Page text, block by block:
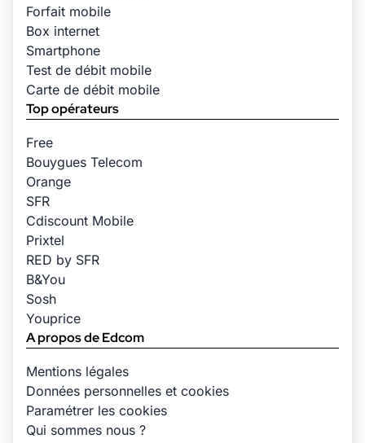
Forfait mobile
Box internet
Smartphone
Test de débit mobile
Carte de débit mobile
Top opérateurs
Free
Bouygues Telecom
Orange
SFR
Cdiscount Mobile
Prixtel
RED by SFR
B&You
Sosh
Youprice
A propos de Edcom
Mentions légales
Données personnelles et cookies
Paramétrer les cookies
Qui sommes nous ?